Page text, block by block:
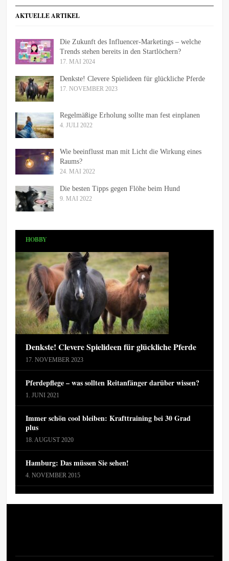
AKTUELLE ARTIKEL
Die Zukunft des Influencer-Marketings – welche
Trends stehen bereits in den Startlöchern?
17. MAI 2024
Denkste! Clevere Spielideen für glückliche Pferde
17. NOVEMBER 2023
Regelmäßige Erholung sollte man fest einplanen
4. JULI 2022
Wie beeinflusst man mit Licht die Wirkung eines
Raums?
24. MAI 2022
Die besten Tipps gegen Flöhe beim Hund
9. MAI 2022
HOBBY
Denkste! Clevere Spielideen für glückliche Pferde
17. NOVEMBER 2023
Pferdepflege – was sollten Reitanfänger darüber wissen?
1. JUNI 2021
Immer schön cool bleiben: Krafttraining bei 30 Grad
plus
18. AUGUST 2020
Hamburg: Das müssen Sie sehen!
4. NOVEMBER 2015